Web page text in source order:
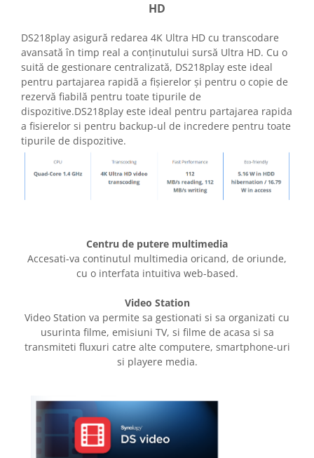
HD
DS218play asigură redarea 4K Ultra HD cu transcodare
avansată în timp real a conținutului sursă Ultra HD. Cu o
suită de gestionare centralizată, DS218play este ideal
pentru partajarea rapidă a fișierelor și pentru o copie de
rezervă fiabilă pentru toate tipurile de
dispozitive.DS218play este ideal pentru partajarea rapida
a fisierelor si pentru backup-ul de incredere pentru toate
tipurile de dispozitive.
Centru de putere multimedia
Accesati-va continutul multimedia oricand, de oriunde,
cu o interfata intuitiva web-based.
Video Station
Video Station va permite sa gestionati si sa organizati cu
usurinta filme, emisiuni TV, si filme de acasa si sa
transmiteti fluxuri catre alte computere, smartphone-uri
si playere media.